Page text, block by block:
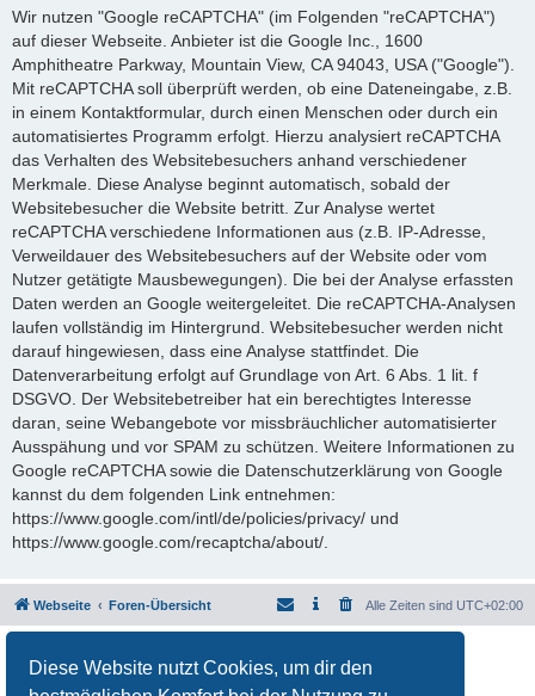
Diese Website nutzt Cookies, um dir den
Wir nutzen "Google reCAPTCHA" (im Folgenden "reCAPTCHA")
auf dieser Webseite. Anbieter ist die Google Inc., 1600
Amphitheatre Parkway, Mountain View, CA 94043, USA ("Google").
Mit reCAPTCHA soll überprüft werden, ob eine Dateneingabe, z.B.
in einem Kontaktformular, durch einen Menschen oder durch ein
automatisiertes Programm erfolgt. Hierzu analysiert reCAPTCHA
das Verhalten des Websitebesuchers anhand verschiedener
Merkmale. Diese Analyse beginnt automatisch, sobald der
Websitebesucher die Website betritt. Zur Analyse wertet
reCAPTCHA verschiedene Informationen aus (z.B. IP-Adresse,
Verweildauer des Websitebesuchers auf der Website oder vom
Nutzer getätigte Mausbewegungen). Die bei der Analyse erfassten
Daten werden an Google weitergeleitet. Die reCAPTCHA-Analysen
laufen vollständig im Hintergrund. Websitebesucher werden nicht
darauf hingewiesen, dass eine Analyse stattfindet. Die
Datenverarbeitung erfolgt auf Grundlage von Art. 6 Abs. 1 lit. f
DSGVO. Der Websitebetreiber hat ein berechtigtes Interesse
daran, seine Webangebote vor missbräuchlicher automatisierter
Ausspähung und vor SPAM zu schützen. Weitere Informationen zu
Google reCAPTCHA sowie die Datenschutzerklärung von Google
kannst du dem folgenden Link entnehmen:
https://www.google.com/intl/de/policies/privacy/ und
https://www.google.com/recaptcha/about/.
Webseite Foren-Übersicht Alle Zeiten sind UTC+02:00
Deutsche Übersetzung durchphpBB.de
Datenschutz|Nutzungsbedingungen